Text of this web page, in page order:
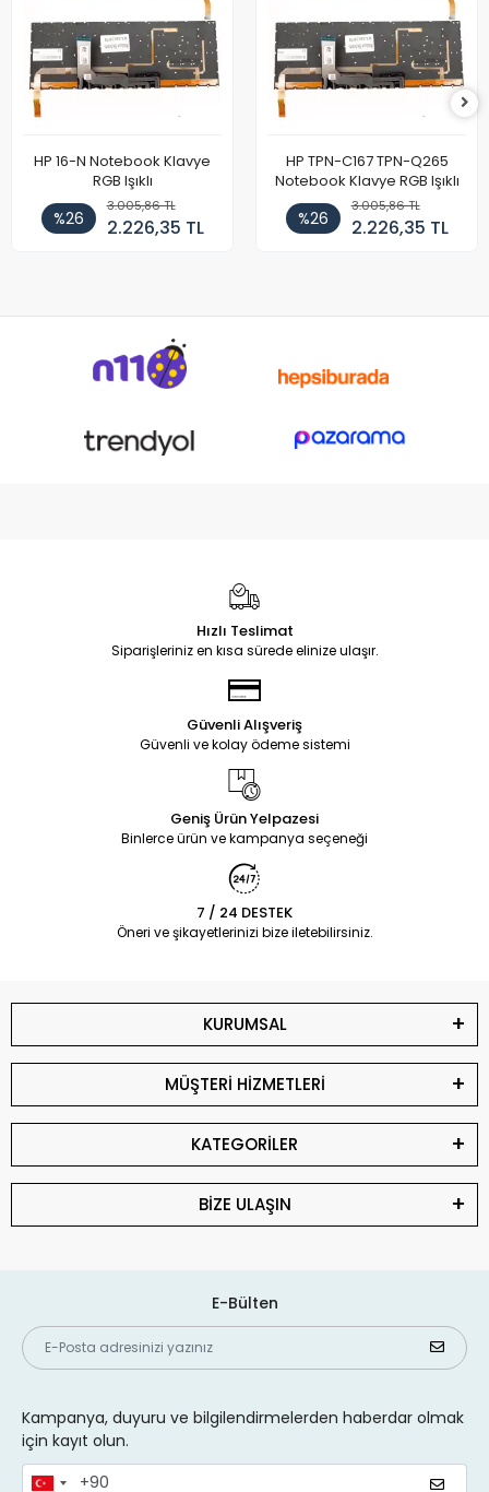
HP 16-N Notebook Klavye
RGB Işıklı
%26
3.005,86 TL
2.226,35 TL
HP TPN-C167 TPN-Q265
Notebook Klavye RGB Işıklı
%26
3.005,86 TL
2.226,35 TL
Hızlı Teslimat
Siparişleriniz en kısa sürede elinize ulaşır.
Güvenli Alışveriş
Güvenli ve kolay ödeme sistemi
Geniş Ürün Yelpazesi
Binlerce ürün ve kampanya seçeneği
7 / 24 DESTEK
Öneri ve şikayetlerinizi bize iletebilirsiniz.
KURUMSAL
MÜŞTERİ HİZMETLERİ
KATEGORİLER
BİZE ULAŞIN
E-Bülten
Kampanya, duyuru ve bilgilendirmelerden haberdar olmak
için kayıt olun.